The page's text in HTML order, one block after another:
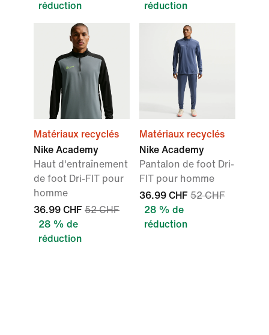
réduction
réduction
Matériaux recyclés
Nike Academy
Haut d'entraînement
de foot Dri-FIT pour
homme
36.99 CHF 52 CHF
28 % de
réduction
Matériaux recyclés
Nike Academy
Pantalon de foot Dri-
FIT pour homme
36.99 CHF 52 CHF
28 % de
réduction